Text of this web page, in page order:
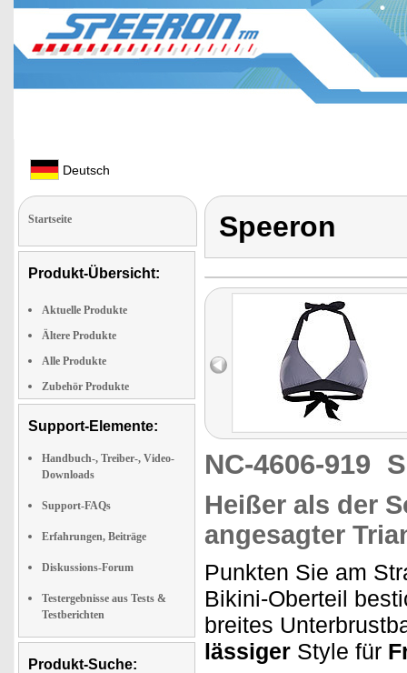
Deutsch
Startseite
Produkt-Übersicht:
Aktuelle Produkte
Ältere Produkte
Alle Produkte
Zubehör Produkte
Support-Elemente:
Handbuch-, Treiber-, Video-
Downloads
Support-FAQs
Erfahrungen, Beiträge
Diskussions-Forum
Testergebnisse aus Tests &
Testberichten
Produkt-Suche:
Speeron
NC-4606-919
Heißer als der
angesagter
Punkten Sie am
Bikini-Oberteil
breites
lässiger Style für